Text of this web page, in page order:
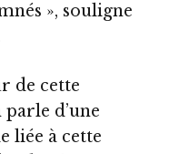
», souligne
de cette
d’une
liée à cette